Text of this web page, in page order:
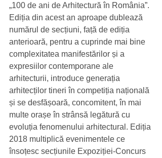
„100 de ani de Arhitectură în România”.
Ediția din acest an aproape dublează
numărul de secțiuni, față de ediția
anterioară, pentru a cuprinde mai bine
complexitatea manifestărilor și a
expresiilor contemporane ale
arhitecturii, introduce generația
arhitecților tineri în competiția națională
și se desfășoară, concomitent, în mai
multe orașe în strânsă legătură cu
evoluția fenomenului arhitectural. Ediția
2018 multiplică evenimentele ce
însoțesc secțiunile Expoziției-Concurs